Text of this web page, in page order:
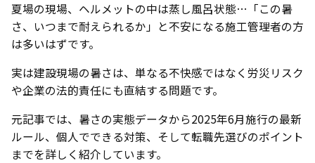
夏場の現場、ヘルメットの中は蒸し風呂状態…「この暑
さ、いつまで耐えられるか」と不安になる施工管理者の方
は多いはずです。
実は建設現場の暑さは、単なる不快感ではなく労災リスク
や企業の法的責任にも直結する問題です。
元記事では、暑さの実態データから2025年6月施行の最新
ルール、個人でできる対策、そして転職先選びのポイント
までを詳しく紹介しています。